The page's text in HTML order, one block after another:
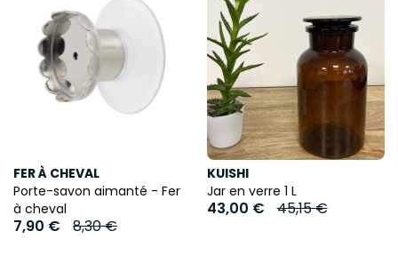
FER À CHEVAL
Porte-savon aimanté - Fer
à cheval
7,90 € 8,30 €
KUISHI
Jar en verre 1 L
43,00 € 45,15 €